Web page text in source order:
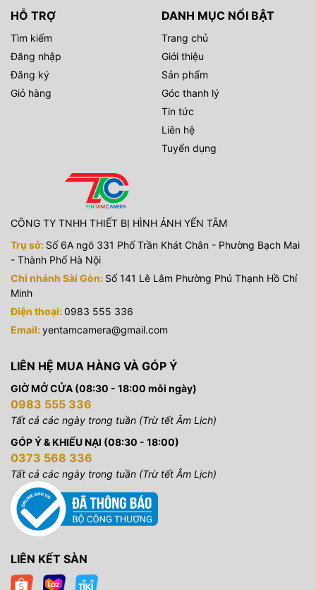
HỖ TRỢ
Tìm kiếm
Đăng nhập
Đăng ký
Giỏ hàng
DANH MỤC NỔI BẬT
Trang chủ
Giới thiệu
Sản phẩm
Góc thanh lý
Tin tức
Liên hệ
Tuyển dụng
CÔNG TY TNHH THIẾT BỊ HÌNH ẢNH YẾN TÂM
Trụ sở: Số 6A ngõ 331 Phố Trần Khát Chân - Phường Bạch Mai
- Thành Phố Hà Nội
Chi nhánh Sài Gòn: Số 141 Lê Lâm Phường Phú Thạnh Hồ Chí
Minh
Điện thoại:0983 555 336
Email:yentamcamera@gmail.com
LIÊN HỆ MUA HÀNG VÀ GÓP Ý
GIỜ MỞ CỬA (08:30 - 18:00 mỗi ngày)
0983 555 336
Tất cả các ngày trong tuần (Trừ tết Âm Lịch)
GÓP Ý & KHIẾU NẠI (08:30 - 18:00)
0373 568 336
Tất cả các ngày trong tuần (Trừ tết Âm Lịch)
LIÊN KẾT SÀN